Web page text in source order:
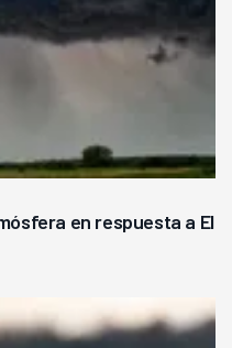
en respuesta a El